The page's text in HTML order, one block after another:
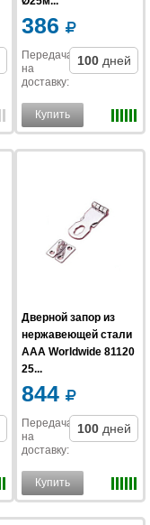
386
Передача
на
доставку:
100 дней
Купить
Дверной запор из
нержавеющей стали
AAA Worldwide 81120
25...
844
Передача
на
доставку:
100 дней
Купить